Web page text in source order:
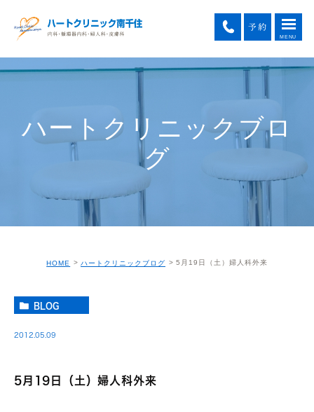
ハートクリニックブロ
グ
HOME ハートクリニックブログ 5月19日（土）婦人科外来
BLOG
2012.05.09
5月19日（土）婦人科外来